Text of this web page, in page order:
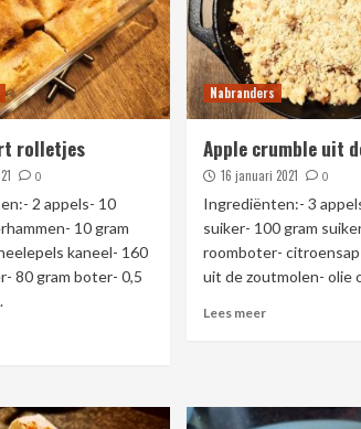
rolletjes
0
2 appels- 10
10 gram
kaneel- 160
80 gram boter- 0,5
Nabranders
Apple crumble uit
16 januari 2021 0
Ingrediënten:- 3
suiker- 100 gram
roomboter-
uit de zoutmolen- olie
Lees meer